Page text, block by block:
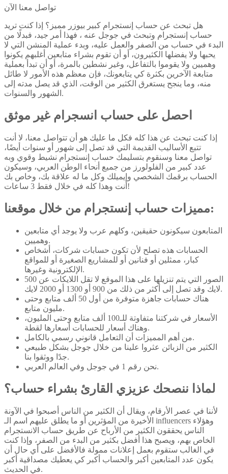
تواصل معنا الآن
هل تبحث عن حساب إنستجرام كبير بيوزر مميز؟ إذا كنت تريد
حساب إنستجرام وتبحث في جوجل عنه ، فهذا أمر جيد، فبدلًا من
البدء في حساب من الصفر والعمل عليه، وبدء عملية المنشن التي لا
يحبها ولا يفضلها الكثيرون، أو أن تقوم بشراء متابعين أغلبهم يكونوا
وهميين ولا يقوموا بالتفاعل، وغير نشطين بالمرة، أو أن تبدأ بعملية
متابعة الآخرين بكثرة كي يتابعونك، فإن معظم هذه الأمور لا طائل
منه، وما ينجح يستغرق الكثير من الوقت، الذي قد يصل مدته إلى
الشهور والسنوات.
احصل على حساب انسجرام غير موثق
إذا كنت تبحث عن هذا كله فكل ما عليك هو أن تتواصل معنا، لا أنت
تتبع الأساليب القديمة التي قد تصل إلى شهور أو سنوات أيضًا،
تواصل معنا وسنقوم بتسليمك حساب إنستجرام نشيط وقوي وبه
عدد كبير من الفلولورز من جميع أنحاء الوطن العربي، وسيكون
الحساب برقمك الشخصي وإيميلك وكل ما له علاقة بك، وخاص بك
أنت وهذا كله في خلال فقط 3 ساعات!
مميزات حساب إنستجرام من خلال موقعنا:
المتابعون سيكونون حقيقين، وكلهم عرب ولا يوجد أي متابعين
وهميين.
الحسابات هذه تصلح لأن تكون حسابات شركات، أشخاص
كبار، ممثلين أو فنانين أو للمشاريع الصغيرة أو للمواقع
الإلكترونية وغيرها.
الصور التي يتم تنزيلها على هذا الموقع لا تقل اللايكات عن 500
لايك وقد تصل إلى أكثر من ذلك من 900 أو 1300 أو 2000 لايك.
هناك حسابات جاهزة متوفرة من أول 50 ألف متابع وحتى
مليون متابع.
الأسعار في شركتنا متفاوتة للـ100 ألف متابع وحتى المليون،
وهناك أسعار للحسابات أسعارها لقطة.
من أهم المميزات أن التعامل قانوني رسمي بالكامل.
الكثير من الزبائن عثروا علينا من خلال جوجل بشكل طبيعي
جدًا ووثقوا بنا.
نحن رقم 1 في جوجل وفي العالم العربي.
لماذا ننصحك عزيزي القارئ بشراء حساب؟
لأننا في عصر الأرقام، ويقال أن الكثير من الناس أصبحوا في الآونة
الأخيرة من المؤثرين أو ما يطلق عليهم اسم الـ influencers وهؤلاء
الناس يحققون الكثير من الأرباح عن طريق حساب الانستجرام
الخاص بهم، ويصبح هذا أفضل بكثير من البدء من الصفر، وإذا كنت
في الغالب ستقوم بعمل إعلانات ممولة فالأفضل على أي حال أن
يكون عدد المتابعين أكبر والحساب أكبر كي يعطيك مصداقية أكبر
في الحديث.